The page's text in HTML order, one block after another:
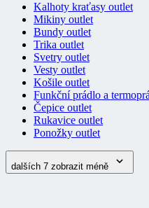
Kalhoty kraťasy outlet
Mikiny outlet
Bundy outlet
Trika outlet
Svetry outlet
Vesty outlet
Košile outlet
Funkční prádlo a
Čepice outlet
Rukavice outlet
Ponožky outlet
dalších 7 zobrazit méně